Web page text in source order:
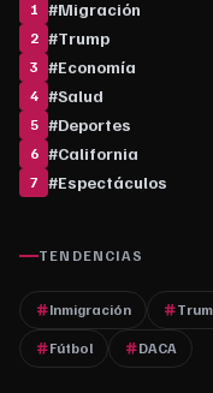
1 #Migración
2 #Trump
3 #Economía
4 #Salud
5 #Deportes
6 #California
7 #Espectáculos
TENDENCIAS
Inmigración
Fútbol DACA